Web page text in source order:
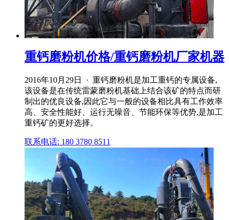
重钙磨粉机价格/重钙磨粉机厂家机器
2016年10月29日 · 重钙磨粉机是加工重钙的专属设备,
该设备是在传统雷蒙磨粉机基础上结合该矿的特点而研
制出的优良设备,因此它与一般的设备相比具有工作效率
高、安全性能好、运行无噪音、节能环保等优势,是加工
重钙矿的更好选择。
联系电话: 180 3780 8511